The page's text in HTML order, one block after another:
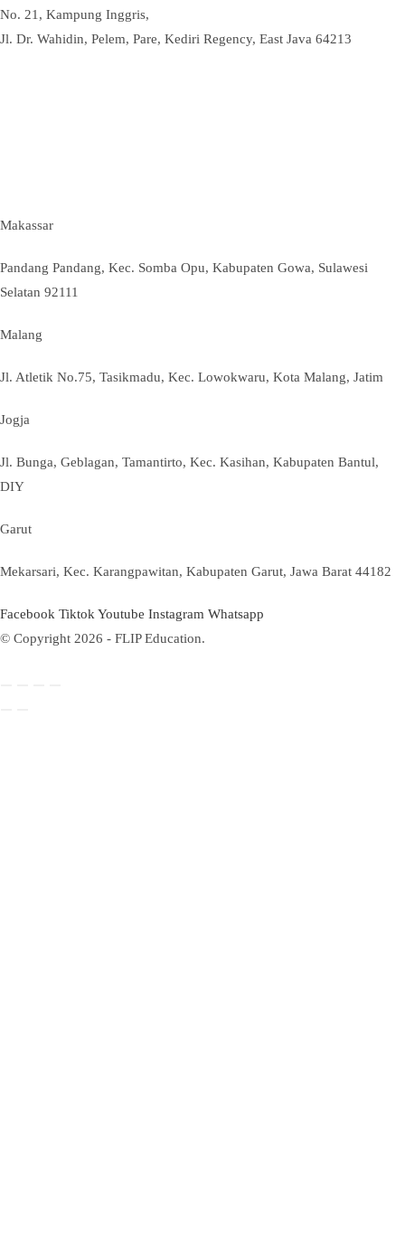
No. 21, Kampung Inggris,
Jl. Dr. Wahidin, Pelem, Pare, Kediri Regency, East Java 64213
Makassar
Pandang Pandang, Kec. Somba Opu, Kabupaten Gowa, Sulawesi
Selatan 92111
Malang
Jl. Atletik No.75, Tasikmadu, Kec. Lowokwaru, Kota Malang, Jatim
Jogja
Jl. Bunga, Geblagan, Tamantirto, Kec. Kasihan, Kabupaten Bantul,
DIY
Garut
Mekarsari, Kec. Karangpawitan, Kabupaten Garut, Jawa Barat 44182
Facebook TiktokYoutube Instagram Whatsapp
© Copyright 2026 - FLIP Education.